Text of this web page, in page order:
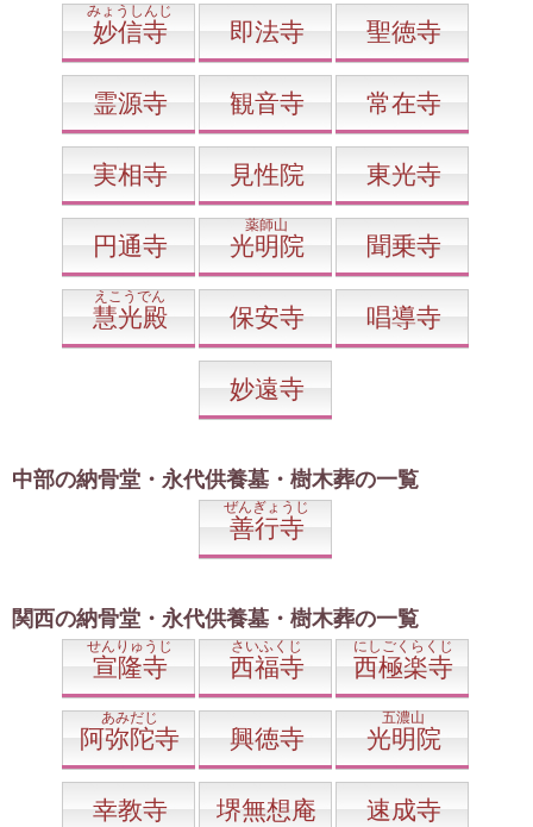
みょうしんじ
妙信寺 即法寺 聖徳寺
霊源寺 観音寺 常在寺
実相寺 見性院 東光寺
円通寺
薬師山
光明院 聞乗寺
えこうでん
慧光殿 保安寺 唱導寺
妙遠寺
中部の納骨堂・永代供養墓・樹木葬の一覧
ぜんぎょうじ
善行寺
関西の納骨堂・永代供養墓・樹木葬の一覧
せんりゅうじ
宣隆寺
さいふくじ
西福寺
にしごくらくじ
西極楽寺
あみだじ
阿弥陀寺 興徳寺
五濃山
光明院
幸教寺 堺無想庵 速成寺